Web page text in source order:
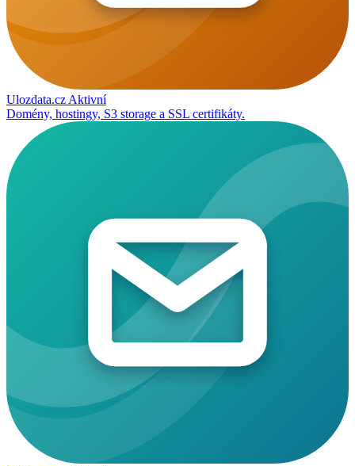
Ulozdata.cz Aktivní
Domény, hostingy, S3 storage a SSL certifikáty.